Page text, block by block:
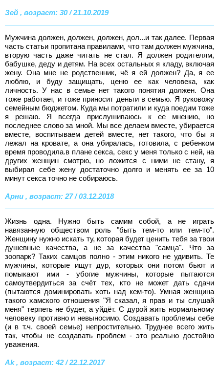
Зей , возраст: 30 / 21.10.2019
Мужчина должен, должен, должен, дол...и так далее. Первая
часть статьи пропитана правилами, что там должен мужчина,
вторую часть даже читать не стал. Я должен родителям,
бабушке, деду и детям. На всех остальных я кладу, включая
жену. Она мне не родственник, чё я ей должен? Да, я ее
люблю, и буду защищать, ценю ее как человека, как
личность. У нас в семье нет такого понятия должен. Она
тоже работает, и тоже приносит деньги в семью. Я руковожу
семейным бюджетом. Куда мы потратили и куда поедим тоже
я решаю. Я всегда прислушиваюсь к ее мнению, но
последнее слово за мной. Мы все делаем вместе, убирается
вместе, воспитываем детей вместе, нет такого, что бы я
лежал на кровате, а она убиралась, готовила, с ребенком
время проводила.в плане секса, секс у меня только с ней, на
других женщин смотрю, но ложится с ними не стану, я
выбирал себе жену достаточно долго и менять ее за 10
минут секса точно не собираюсь.
Арни , возраст: 27 / 03.12.2018
Жизнь одна. Нужно быть самим собой, а не играть
навязанную обществом роль "быть тем-то или тем-то".
Женщину нужно искать ту, которая будет ценить тебя за твои
душевные качества, а не за качества "самца". Что за
зоопарк? Таких самцов полно - этим никого не удивить. Те
мужчины, которые ищут дур, которых они потом бьют и
помыкают ими - убогие мужчины, которые пытаются
самоутвердиться за счёт тех, кто не может дать сдачи
(пытаются доминировать хоть над кем-то). Умная женщина
такого хамского отношения "Я сказал, я прав и ты слушай
меня" терпеть не будет, а уйдёт. С дурой жить нормальному
человеку противно и невыносимо. Создавать проблемы себе
(и в т.ч. своей семье) непростительно. Труднее всего жить
так, чтобы не создавать проблем - это реально достойно
уважения.
Ak , возраст: 42 / 22.12.2017